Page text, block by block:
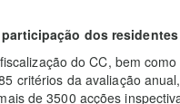
dos residentes
do CC, bem
critérios da avaliação
de 3500 acções